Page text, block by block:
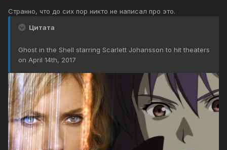
Странно, что до сих пор никто не написал про это.
Цитата
Ghost in the Shell starring Scarlett Johansson to hit theaters
on April 14th, 2017